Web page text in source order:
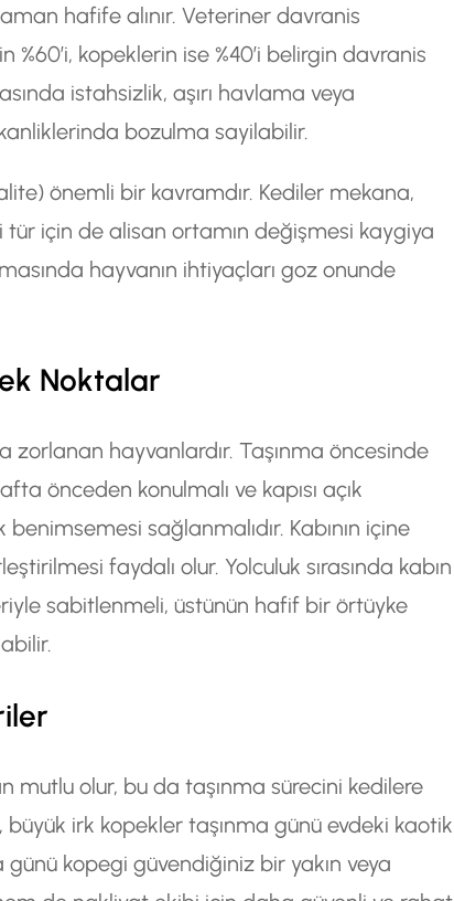
hafife alınır. Veteriner davranis
kopeklerin ise %40’i belirgin davranis
istahsizlik, aşırı havlama veya
bozulma sayilabilir.
önemli bir kavramdır. Kediler mekana,
için de alisan ortamın değişmesi kaygiya
hayvanın ihtiyaçları goz onunde
Noktalar
hayvanlardır. Taşınma öncesinde
önceden konulmalı ve kapısı açık
sağlanmalıdır. Kabının içine
faydalı olur. Yolculuk sırasında kabın
sabitlenmeli, üstünün hafif bir örtüyke
olur, bu da taşınma sürecini kedilere
büyük irk kopekler taşınma günü evdeki kaotik
kopegi güvendiğiniz bir yakın veya